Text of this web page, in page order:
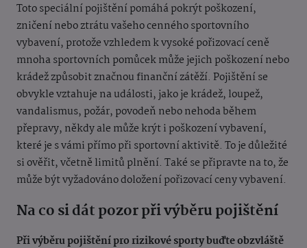
Toto speciální pojištění pomáhá pokrýt poškození,
zničení nebo ztrátu vašeho cenného sportovního
vybavení, protože vzhledem k vysoké pořizovací ceně
mnoha sportovních pomůcek může jejich poškození nebo
krádež způsobit značnou finanční zátěží. Pojištění se
obvykle vztahuje na události, jako je krádež, loupež,
vandalismus, požár, povodeň nebo nehoda během
přepravy, někdy ale může krýt i poškození vybavení,
které je s vámi přímo při sportovní aktivitě. To je důležité
si ověřit, včetně limitů plnění. Také se připravte na to, že
může být vyžadováno doložení pořizovací ceny vybavení.
Na co si dát pozor při výběru pojištění
Při výběru pojištění pro rizikové sporty buďte obzvláště